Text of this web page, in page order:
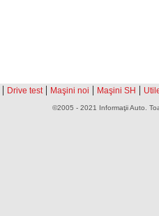
| Drive test | Maşini noi | Maşini SH |
©2005 - 2021 Informaţii Auto.